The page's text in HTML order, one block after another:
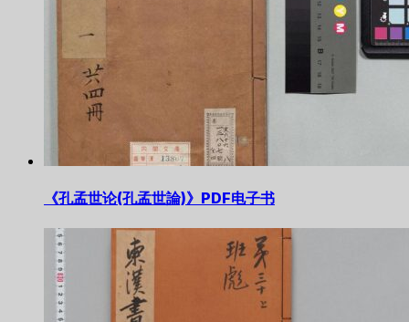
《孔孟世论(孔孟世論)》PDF电子书